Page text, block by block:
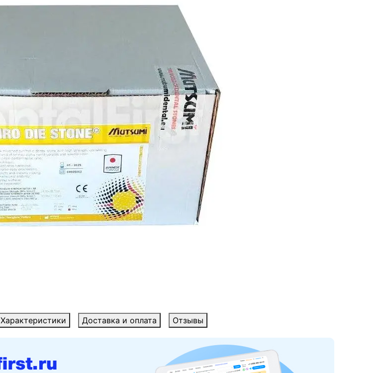
Характеристики Доставка и оплата Отзывы